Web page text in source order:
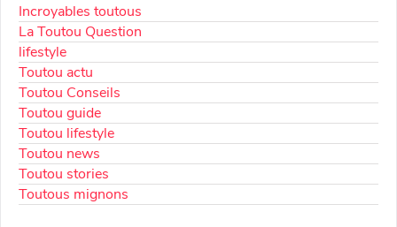
Incroyables toutous
La Toutou Question
lifestyle
Toutou actu
Toutou Conseils
Toutou guide
Toutou lifestyle
Toutou news
Toutou stories
Toutous mignons